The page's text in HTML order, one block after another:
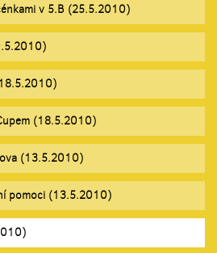
v 5.B (25.5.2010)
(18.5.2010)
(13.5.2010)
pomoci (13.5.2010)